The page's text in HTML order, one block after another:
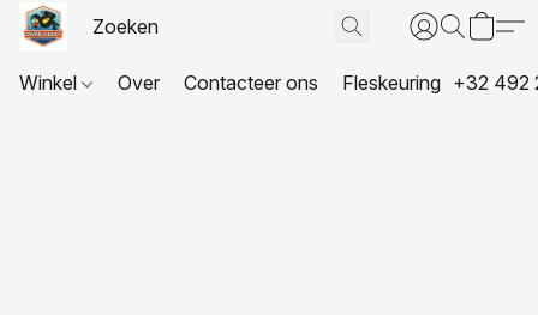
Winkel Over Contacteer ons Fleskeuring +32 492